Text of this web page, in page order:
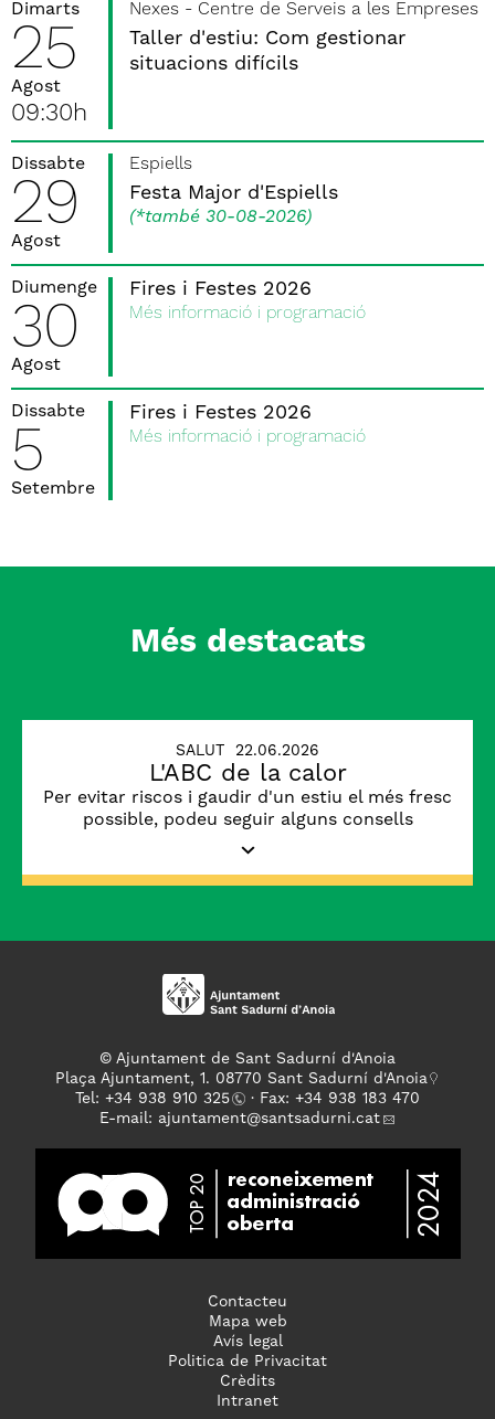
Dimarts
25
Agost
09:30h
Nexes - Centre de Serveis a les Empreses
Taller d'estiu: Com gestionar
situacions difícils
Dissabte
29
Agost
Espiells
Festa Major d'Espiells
(*també 30-08-2026)
Diumenge
30
Agost
Fires i Festes 2026
Més informació i programació
Dissabte
5
Setembre
Fires i Festes 2026
Més informació i programació
Més destacats
SALUT 22.06.2026
L'ABC de la calor
Per evitar riscos i gaudir d'un estiu el més fresc
possible, podeu seguir alguns consells
© Ajuntament de Sant Sadurní d'Anoia
Plaça Ajuntament, 1. 08770 Sant Sadurní d'Anoia
Tel: +34 938 910 325
· Fax: +34 938 183 470
E-mail: ajuntament@santsadurni.cat
Contacteu
Mapa web
Avís legal
Politica de Privacitat
Crèdits
Intranet